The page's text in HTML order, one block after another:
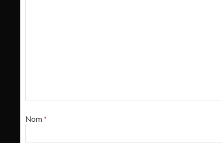
Nom *